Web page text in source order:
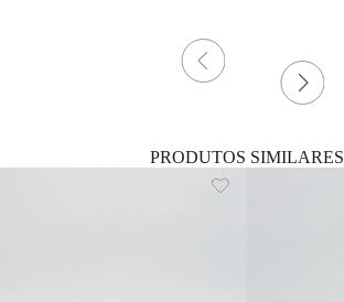
PRODUTOS SIMILARES